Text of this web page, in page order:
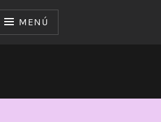
MENÚ